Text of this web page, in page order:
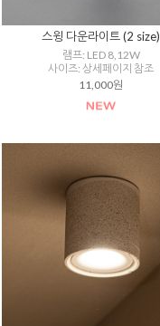
스윙 다운라이트 (2 size)
램프: LED 8,12W
사이즈: 상세페이지 참조
11,000원